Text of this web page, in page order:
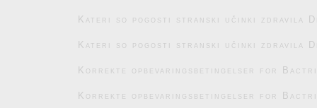
Kateri so pogosti stranski učinki zdravila
Kateri so pogosti stranski učinki zdravila
Korrekte opbevaringsbetingelser for
Korrekte opbevaringsbetingelser for